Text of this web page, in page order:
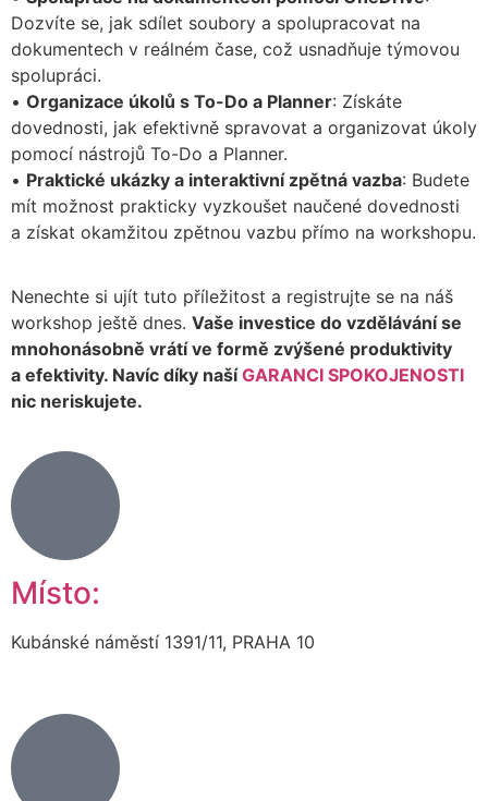
Dozvíte se, jak sdílet soubory a spolupracovat na
dokumentech v reálném čase, což usnadňuje týmovou
spolupráci.
• Organizace úkolů s To-Do a Planner: Získáte
dovednosti, jak efektivně spravovat a organizovat úkoly
pomocí nástrojů To-Do a Planner.
• Praktické ukázky a interaktivní zpětná vazba: Budete
mít možnost prakticky vyzkoušet naučené dovednosti
a získat okamžitou zpětnou vazbu přímo na workshopu.
Nenechte si ujít tuto příležitost a registrujte se na náš
workshop ještě dnes. Vaše investice do vzdělávání se
mnohonásobně vrátí ve formě zvýšené produktivity
a efektivity. Navíc díky našíGARANCI SPOKOJENOSTI
nic neriskujete.
Místo:
Kubánské náměstí 1391/11, PRAHA 10